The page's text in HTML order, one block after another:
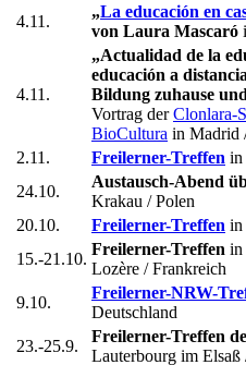
4.11.
„La educación en
von Laura Mascaró
4.11.
„Actualidad de la
educación a
Bildung zuhause
Vortrag derClonlara-
BioCultura in Madrid
2.11.
Freilerner-Treffen in
24.10.
Austausch-Abend
Krakau / Polen
20.10.
Freilerner-Treffen in
15.-21.10.
Freilerner-Treffen in
Lozère / Frankreich
9.10.
Freilerner-NRW-
Deutschland
23.-25.9.
Freilerner-Treffen
Lauterbourg im Elsaß